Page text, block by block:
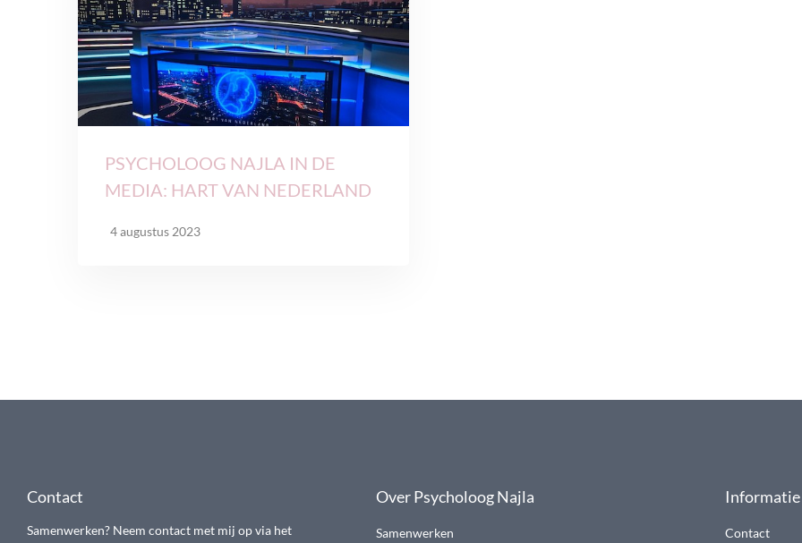
PSYCHOLOOG NAJLA IN DE
MEDIA: HART VAN NEDERLAND
4 augustus 2023
Contact
Samenwerken? Neem contact met mij op via het
Over Psycholoog Najla
Samenwerken
Informatie
Contact